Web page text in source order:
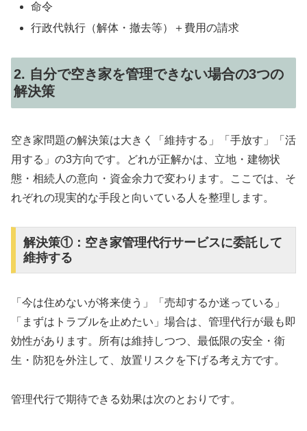
命令
行政代執行（解体・撤去等）＋費用の請求
2. 自分で空き家を管理できない場合の3つの
解決策
空き家問題の解決策は大きく「維持する」「手放す」「活
用する」の3方向です。どれが正解かは、立地・建物状
態・相続人の意向・資金余力で変わります。ここでは、そ
れぞれの現実的な手段と向いている人を整理します。
解決策①：空き家管理代行サービスに委託して
維持する
「今は住めないが将来使う」「売却するか迷っている」
「まずはトラブルを止めたい」場合は、管理代行が最も即
効性があります。所有は維持しつつ、最低限の安全・衛
生・防犯を外注して、放置リスクを下げる考え方です。
管理代行で期待できる効果は次のとおりです。